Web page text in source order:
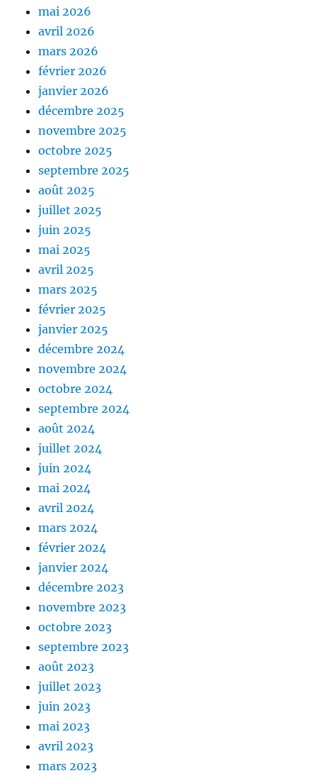
mai 2026
avril 2026
mars 2026
février 2026
janvier 2026
décembre 2025
novembre 2025
octobre 2025
septembre 2025
août 2025
juillet 2025
juin 2025
mai 2025
avril 2025
mars 2025
février 2025
janvier 2025
décembre 2024
novembre 2024
octobre 2024
septembre 2024
août 2024
juillet 2024
juin 2024
mai 2024
avril 2024
mars 2024
février 2024
janvier 2024
décembre 2023
novembre 2023
octobre 2023
septembre 2023
août 2023
juillet 2023
juin 2023
mai 2023
avril 2023
mars 2023